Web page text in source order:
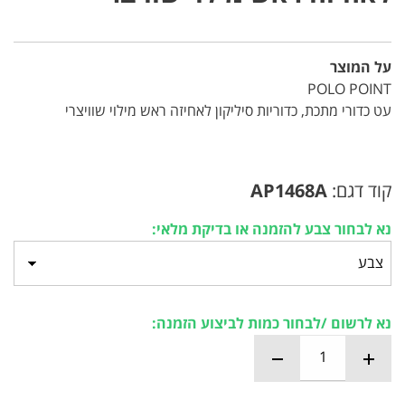
על המוצר
POLO POINT
עט כדורי מתכת, כדוריות סיליקון לאחיזה ראש מילוי שוויצרי
קוד דגם: AP1468A
נא לבחור צבע להזמנה או בדיקת מלאי:
נא לרשום /לבחור כמות לביצוע הזמנה: